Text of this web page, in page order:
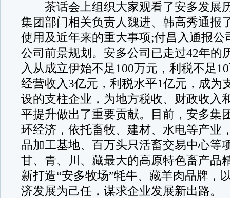
茶话会上组织大家观看了安多发展
集团部门相关负责人魏进、韩高秀通报
使用及近年来的重大事项;付昌入通报公
公司前景规划。安多公司已走过42年的
入从成立伊始不足100万元，利税不足
经营收入3亿元，利税水平1亿元，成为
设的支柱企业，为地方税收、财政收入
平提升做出了重要贡献。目前，安多集
环经济，依托畜牧、建材、水电等产业
品加工基地、百万头只活畜交易中心等
甘、青、川、藏最大的高原特色畜产品
新打造“安多牧场”牦牛、藏羊肉品牌，
济发展为己任，谋求企业发展新出路。